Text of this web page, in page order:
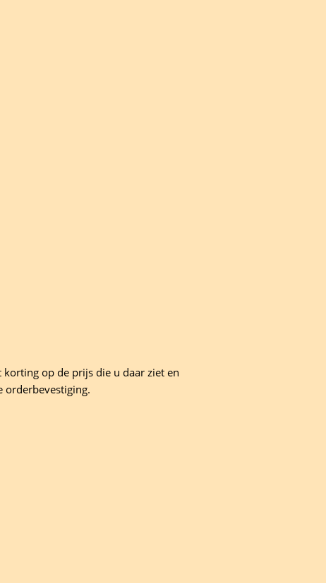
op de prijs die u daar ziet en
orderbevestiging.